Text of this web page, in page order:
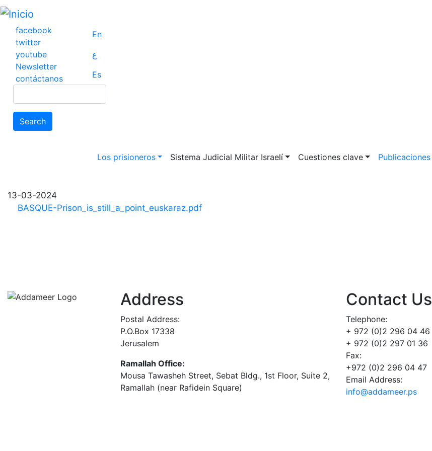
Pasar
contenido
principal
facebook
twitter
youtube
Newsletter
contáctanos
En
ع
Es
Search
Main navigation
Los prisioneros Sistema Judicial Militar Israelí Cuestiones clave Publicaciones
13-03-2024
BASQUE-Prison_is_still_a_point_euskaraz.pdf
Address
Postal Address:
P.O.Box 17338
Jerusalem
Ramallah Office:
Mousa Tawasheh Street, Sebat Bldg., 1st Floor, Suite 2,
Ramallah (near Rafidein Square)
Contact Us
Telephone:
+ 972 (0)2 296 04 46
+ 972 (0)2 297 01 36
Fax:
+972 (0)2 296 04 47
Email Address:
info@addameer.ps